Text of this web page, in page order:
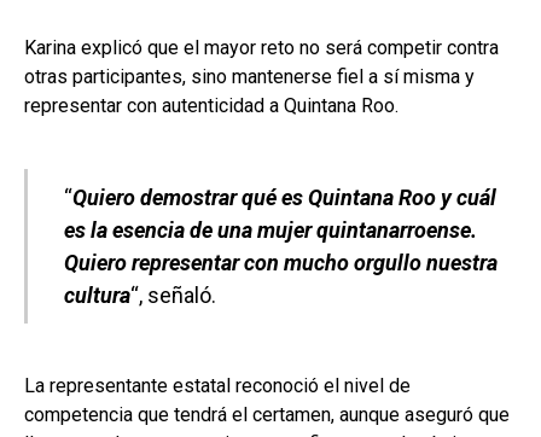
Karina explicó que el mayor reto no será competir contra
otras participantes, sino mantenerse fiel a sí misma y
representar con autenticidad a Quintana Roo.
“Quiero demostrar qué es Quintana Roo y cuál
es la esencia de una mujer quintanarroense.
Quiero representar con mucho orgullo nuestra
cultura“, señaló.
La representante estatal reconoció el nivel de
competencia que tendrá el certamen, aunque aseguró que